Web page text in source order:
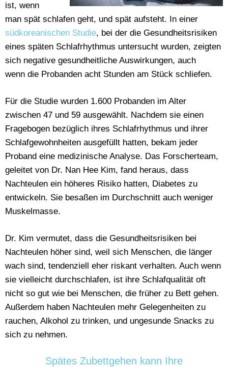
ist, wenn
man spät schlafen geht, und spät aufsteht. In einer
südkoreanischen Studie, bei der die Gesundheitsrisiken
eines späten Schlafrhythmus untersucht wurden, zeigten
sich negative gesundheitliche Auswirkungen, auch
wenn die Probanden acht Stunden am Stück schliefen.
Für die Studie wurden 1.600 Probanden im Alter
zwischen 47 und 59 ausgewählt. Nachdem sie einen
Fragebogen bezüglich ihres Schlafrhythmus und ihrer
Schlafgewohnheiten ausgefüllt hatten, bekam jeder
Proband eine medizinische Analyse. Das Forscherteam,
geleitet von Dr. Nan Hee Kim, fand heraus, dass
Nachteulen ein höheres Risiko hatten, Diabetes zu
entwickeln. Sie besaßen im Durchschnitt auch weniger
Muskelmasse.
Dr. Kim vermutet, dass die Gesundheitsrisiken bei
Nachteulen höher sind, weil sich Menschen, die länger
wach sind, tendenziell eher riskant verhalten. Auch wenn
sie vielleicht durchschlafen, ist ihre Schlafqualität oft
nicht so gut wie bei Menschen, die früher zu Bett gehen.
Außerdem haben Nachteulen mehr Gelegenheiten zu
rauchen, Alkohol zu trinken, und ungesunde Snacks zu
sich zu nehmen.
Spätes Zubettgehen kann Ihre